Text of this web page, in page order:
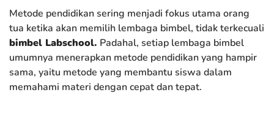
Metode pendidikan sering menjadi fokus utama orang
tua ketika akan memilih lembaga bimbel, tidak terkecuali
bimbel Labschool. Padahal, setiap lembaga bimbel
umumnya menerapkan metode pendidikan yang hampir
sama, yaitu metode yang membantu siswa dalam
memahami materi dengan cepat dan tepat.